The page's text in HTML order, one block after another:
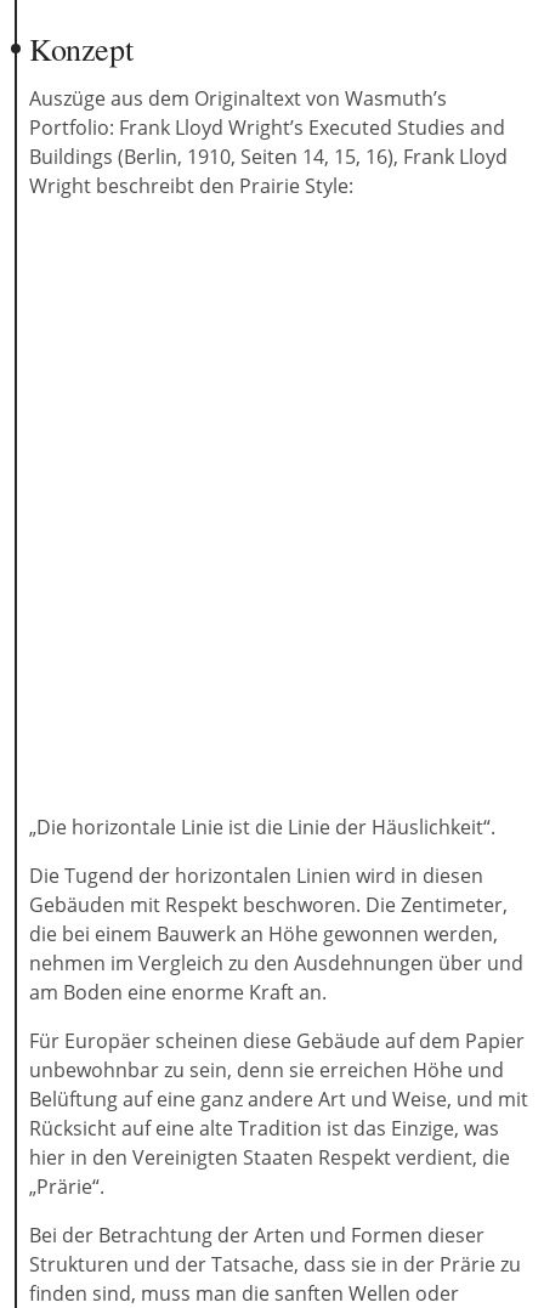
Konzept
Auszüge aus dem Originaltext von Wasmuth’s
Portfolio: Frank Lloyd Wright’s Executed Studies and
Buildings (Berlin, 1910, Seiten 14, 15, 16), Frank Lloyd
Wright beschreibt den Prairie Style:
„Die horizontale Linie ist die Linie der Häuslichkeit“.
Die Tugend der horizontalen Linien wird in diesen
Gebäuden mit Respekt beschworen. Die Zentimeter,
die bei einem Bauwerk an Höhe gewonnen werden,
nehmen im Vergleich zu den Ausdehnungen über und
am Boden eine enorme Kraft an.
Für Europäer scheinen diese Gebäude auf dem Papier
unbewohnbar zu sein, denn sie erreichen Höhe und
Belüftung auf eine ganz andere Art und Weise, und mit
Rücksicht auf eine alte Tradition ist das Einzige, was
hier in den Vereinigten Staaten Respekt verdient, die
„Prärie“.
Bei der Betrachtung der Arten und Formen dieser
Strukturen und der Tatsache, dass sie in der Prärie zu
finden sind, muss man die sanften Wellen oder